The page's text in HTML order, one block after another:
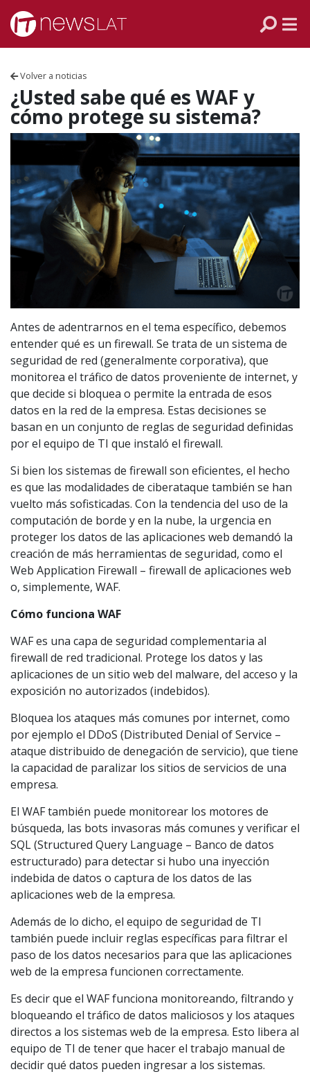
Skip to content
Volver a noticias
¿Usted sabe qué es WAF y
cómo protege su sistema?
Antes de adentrarnos en el tema específico, debemos
entender qué es un firewall. Se trata de un sistema de
seguridad de red (generalmente corporativa), que
monitorea el tráfico de datos proveniente de internet, y
que decide si bloquea o permite la entrada de esos
datos en la red de la empresa. Estas decisiones se
basan en un conjunto de reglas de seguridad definidas
por el equipo de TI que instaló el firewall.
Si bien los sistemas de firewall son eficientes, el hecho
es que las modalidades de ciberataque también se han
vuelto más sofisticadas. Con la tendencia del uso de la
computación de borde y en la nube, la urgencia en
proteger los datos de las aplicaciones web demandó la
creación de más herramientas de seguridad, como el
Web Application Firewall – firewall de aplicaciones web
o, simplemente, WAF.
Cómo funciona WAF
WAF es una capa de seguridad complementaria al
firewall de red tradicional. Protege los datos y las
aplicaciones de un sitio web del malware, del acceso y la
exposición no autorizados (indebidos).
Bloquea los ataques más comunes por internet, como
por ejemplo el DDoS (Distributed Denial of Service –
ataque distribuido de denegación de servicio), que tiene
la capacidad de paralizar los sitios de servicios de una
empresa.
El WAF también puede monitorear los motores de
búsqueda, las bots invasoras más comunes y verificar el
SQL (Structured Query Language – Banco de datos
estructurado) para detectar si hubo una inyección
indebida de datos o captura de los datos de las
aplicaciones web de la empresa.
Además de lo dicho, el equipo de seguridad de TI
también puede incluir reglas específicas para filtrar el
paso de los datos necesarios para que las aplicaciones
web de la empresa funcionen correctamente.
Es decir que el WAF funciona monitoreando, filtrando y
bloqueando el tráfico de datos maliciosos y los ataques
directos a los sistemas web de la empresa. Esto libera al
equipo de TI de tener que hacer el trabajo manual de
decidir qué datos pueden ingresar a los sistemas.
VENEZUELA
ECUADOR
PERÚ
CHILE
ARGENTINA
MÉXICO